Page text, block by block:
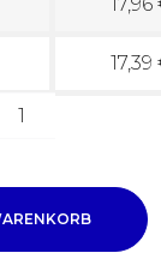
17,39